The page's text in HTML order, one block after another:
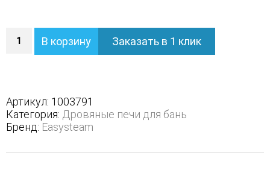
Печь
Геленджик
трехстороннем
кожухе
с
открытым
В корзину Заказать в 1 клик
Артикул: 1003791
Категория: Дровяные печи для бань
Бренд: Easysteam